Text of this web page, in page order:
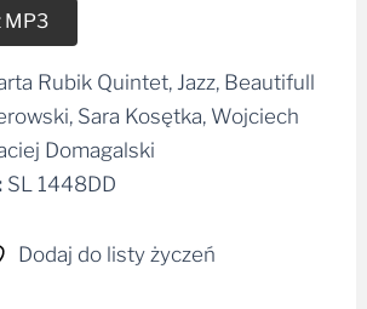
MP3
Rubik Quintet, Jazz, Beautifull
Sara Kosętka, Wojciech
Domagalski
SL 1448DD
Dodaj do listy życzeń